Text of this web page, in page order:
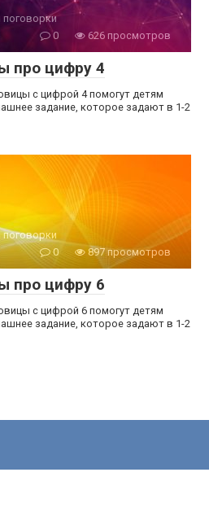
0
626 просмотров
про цифру 4
с цифрой 4 помогут детям
задание, которое задают в 1-2
0
897 просмотров
про цифру 6
с цифрой 6 помогут детям
задание, которое задают в 1-2